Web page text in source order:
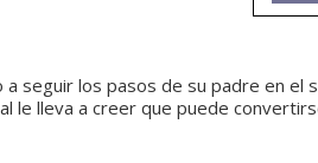
seguir los pasos de su padre en el
le lleva a creer que puede